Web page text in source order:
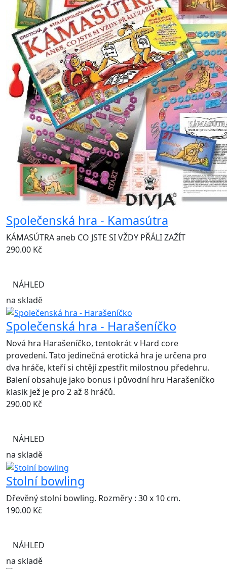
Společenská hra - Kamasútra
KÁMASÚTRA aneb CO JSTE SI VŽDY PŘÁLI ZAŽÍT
290.00 Kč
NÁHLED
na skladě
Společenská hra - Harašeníčko
Nová hra Harašeníčko, tentokrát v Hard core
provedení. Tato jedinečná erotická hra je určena pro
dva hráče, kteří si chtějí zpestřit milostnou předehru.
Balení obsahuje jako bonus i původní hru Harašeníčko
klasik jež je pro 2 až 8 hráčů.
290.00 Kč
NÁHLED
na skladě
Stolní bowling
Dřevěný stolní bowling. Rozměry : 30 x 10 cm.
190.00 Kč
NÁHLED
na skladě